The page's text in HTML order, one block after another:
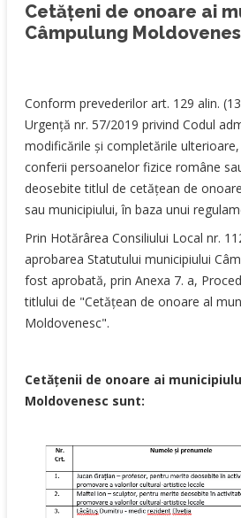
Cetățeni de onoare ai
Câmpulung
Conform prevederilor art. 129 alin.
Urgență nr. 57/2019 privind Codul
modificările și completările
conferii persoanelor fizice române
deosebite titlul de cetățean de
sau municipiului, în baza unui
Prin Hotărârea Consiliului Local nr.
aprobarea Statutului municipiului
fost aprobată, prin Anexa 7. a,
titlului de "Cetățean de onoare al
Moldovenesc".
Cetățenii de onoare ai
Moldovenesc sunt: